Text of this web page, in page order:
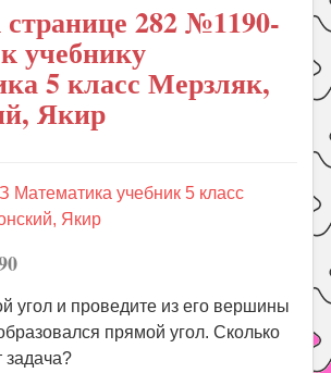
школе
282 №1190-
учебнику
5 класс Мерзляк,
Якир
Математика учебник 5 класс
Якир
угол и проведите из его вершины
прямой угол. Сколько